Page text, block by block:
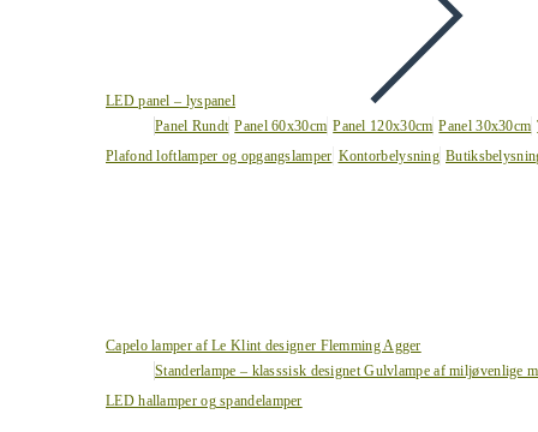
LED panel – lyspanel
Panel Rundt Panel 60x30cm Panel 120x30cm Panel 30x30cm
Plafond loftlamper og opgangslamper Kontorbelysning
Capelo lamper af Le Klint designer Flemming Agger
Standerlampe – klasssisk designet Gulvlampe af miljøvenlige
LED hallamper og spandelamper